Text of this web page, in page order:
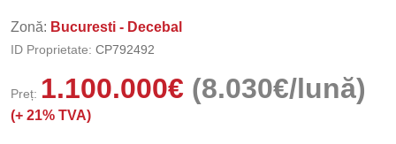
Zonă: Bucuresti - Decebal
ID Proprietate: CP792492
Preț: 1.100.000€ (8.030€/lună)
(+ 21% TVA)